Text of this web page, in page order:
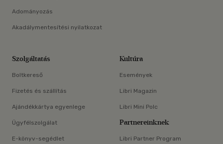
Adományozás
Akadálymentesítési nyilatkozat
Szolgáltatás
Boltkereső
Fizetés és szállítás
Ajándékkártya egyenlege
Ügyfélszolgálat
E-könyv-segédlet
Kultúra
Események
Libri Magazin
Libri Mini Polc
Partnereinknek
Libri Partner Program